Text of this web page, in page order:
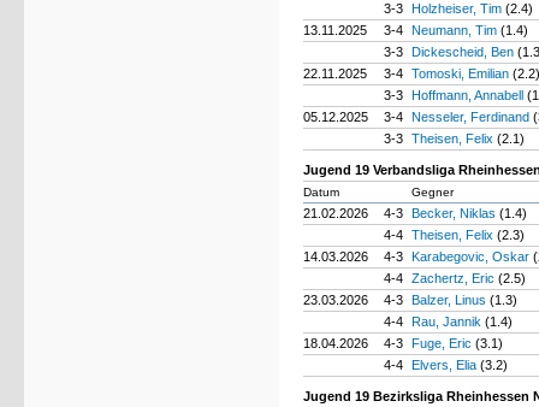
3-3 Holzheiser, Tim (2.4)
13.11.2025
3-4 Neumann, Tim (1.4)
3-3 Dickescheid, Ben
22.11.2025
3-4 Tomoski, Emilian (2.2)
3-3 Hoffmann, Annabell
05.12.2025
3-4 Nesseler, Ferdinand
3-3 Theisen, Felix (2.1)
Jugend 19 Verbandsliga
Datum Gegner
21.02.2026 4-3 Becker, Niklas (1.4)
4-4 Theisen, Felix (2.3)
14.03.2026
4-3 Karabegovic, Oskar
4-4 Zachertz, Eric (2.5)
23.03.2026
4-3 Balzer, Linus (1.3)
4-4 Rau, Jannik (1.4)
18.04.2026
4-3 Fuge, Eric (3.1)
4-4 Elvers, Elia (3.2)
Jugend 19 Bezirksliga Rheinhessen